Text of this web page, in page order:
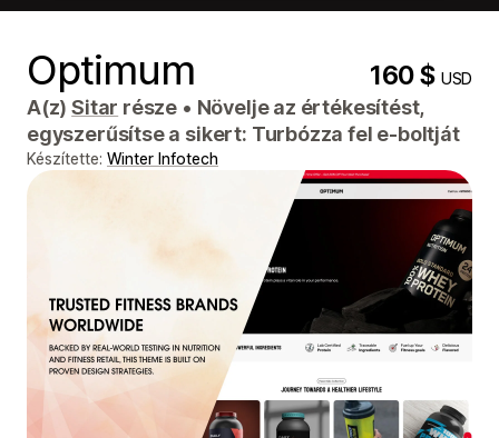
Optimum 160 $USD
A(z)Sitar része • Növelje az értékesítést,
egyszerűsítse a sikert: Turbózza fel e-boltját
Készítette: Winter Infotech